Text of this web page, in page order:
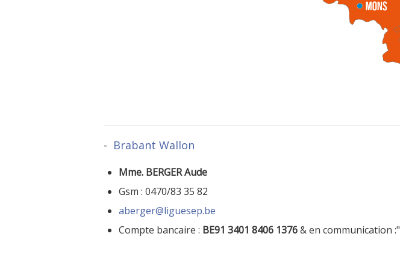
- Brabant Wallon
Mme. BERGER Aude
Gsm : 0470/83 35 82
aberger@liguesep.be
Compte bancaire : BE91 3401 8406 1376& en communication :"